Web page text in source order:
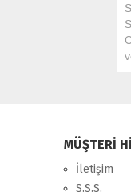
MÜŞTERİ
İletişim
S.S.S.